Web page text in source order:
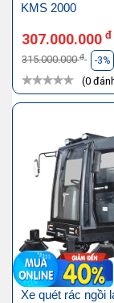
KMS 2000
307.000.000 đ
315.000.000đ -3%
(0
Xe quét rác ngồi